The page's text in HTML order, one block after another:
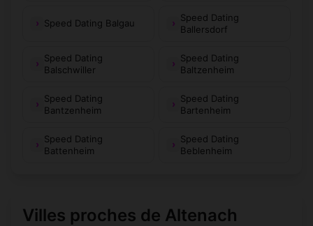
Speed Dating Balgau
Speed Dating
Ballersdorf
Speed Dating
Balschwiller
Speed Dating
Baltzenheim
Speed Dating
Bantzenheim
Speed Dating
Bartenheim
Speed Dating
Battenheim
Speed Dating
Beblenheim
Villes proches de Altenach